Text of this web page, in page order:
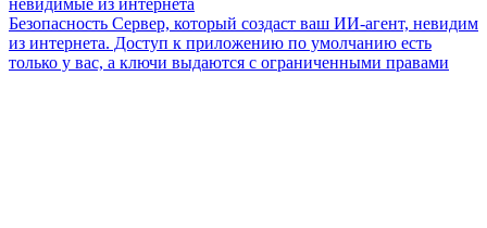
невидимые из интернета
Безопасность Сервер, который создаст ваш ИИ-агент, невидим
из интернета. Доступ к приложению по умолчанию есть
только у вас, а ключи выдаются с ограниченными правами